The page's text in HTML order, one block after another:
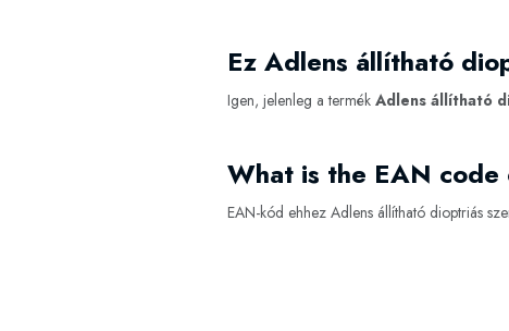
Ez Adlens állítható
Igen, jelenleg a termék Adlens állítható
What is the EAN
EAN-kód ehhez Adlens állítható dioptriás